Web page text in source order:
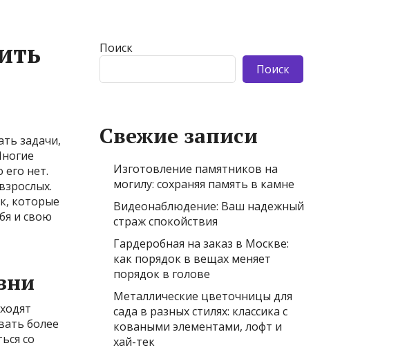
задачи,
нет.
которые
и свою
более
со
Поиск
Поиск
Свежие записи
Изготовление памятников на
могилу: сохраняя память в камне
Видеонаблюдение: Ваш надежный
страж спокойствия
Гардеробная на заказ в Москве:
как порядок в вещах меняет
порядок в голове
Металлические цветочницы для
сада в разных стилях: классика с
коваными элементами, лофт и
хай-тек